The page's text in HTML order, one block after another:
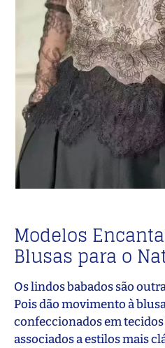
Modelos
Blusas para o
Os lindos babados são
Pois dão movimento à
confeccionados em tecidos
associados a estilos mais